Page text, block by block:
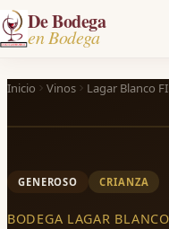
De Bodega
en Bodega
Inicio Vinos Lagar Blanco
GENEROSO CRIANZA
BODEGA LAGAR